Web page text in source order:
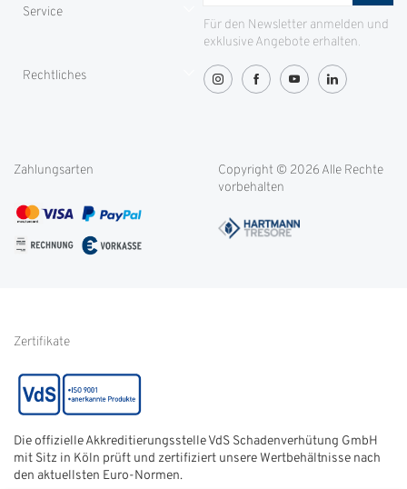
Greenity
Weitere Themen
Service
Kontakt
Service international
FAQ
Rechtliches
Cookie-Einstellungen
AGB
Impressum
Batterieentsorgung
Für den Newsletter anmelden und
exklusive Angebote erhalten.
Zahlungsarten
Copyright © 2026 Alle Rechte
vorbehalten
Zertifikate
Die offizielle Akkreditierungsstelle VdS Schadenverhütung GmbH
mit Sitz in Köln prüft und zertifiziert unsere Wertbehältnisse nach
den aktuellsten Euro-Normen.